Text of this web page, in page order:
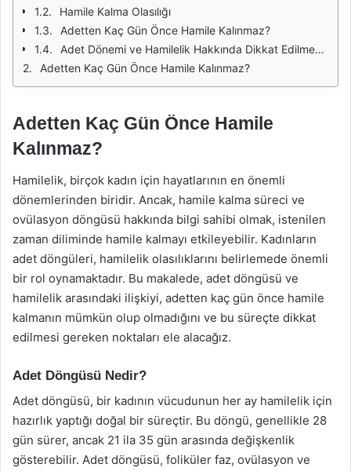
Hamile Kalma Olasılığı
Adetten Kaç Gün Önce Hamile Kalınmaz?
Adet Dönemi ve Hamilelik Hakkında Dikkat Edilmesi Gerekenler
Adetten Kaç Gün Önce Hamile Kalınmaz?
Adetten Kaç Gün Önce Hamile
Kalınmaz?
Hamilelik, birçok kadın için hayatlarının en önemli
dönemlerinden biridir. Ancak, hamile kalma süreci ve
ovülasyon döngüsü hakkında bilgi sahibi olmak, istenilen
zaman diliminde hamile kalmayı etkileyebilir. Kadınların
adet döngüleri, hamilelik olasılıklarını belirlemede önemli
bir rol oynamaktadır. Bu makalede, adet döngüsü ve
hamilelik arasındaki ilişkiyi, adetten kaç gün önce hamile
kalmanın mümkün olup olmadığını ve bu süreçte dikkat
edilmesi gereken noktaları ele alacağız.
Adet Döngüsü Nedir?
Adet döngüsü, bir kadının vücudunun her ay hamilelik için
hazırlık yaptığı doğal bir süreçtir. Bu döngü, genellikle 28
gün sürer, ancak 21 ila 35 gün arasında değişkenlik
gösterebilir. Adet döngüsü, foliküler faz, ovülasyon ve